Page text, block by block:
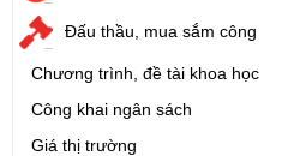
Đấu thầu, mua sắm công
Chương trình, đề tài khoa học
Công khai ngân sách
Giá thị trường